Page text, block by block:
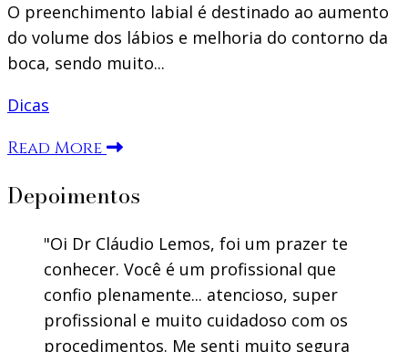
O preenchimento labial é destinado ao aumento
do volume dos lábios e melhoria do contorno da
boca, sendo muito...
Dicas
Read More
Depoimentos
Oi Dr Cláudio Lemos, foi um prazer te
conhecer. Você é um profissional que
confio plenamente... atencioso, super
profissional e muito cuidadoso com os
procedimentos. Me senti muito segura